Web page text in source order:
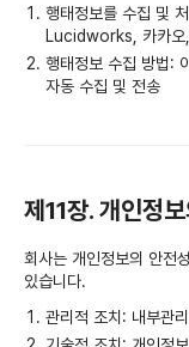
행태정보를 수집 및
Lucidworks, 카카
행태정보 수집 방법:
자동 수집 및 전송
제11장. 개인정
회사는 개인정보의 안전
있습니다.
관리적 조치: 내부관